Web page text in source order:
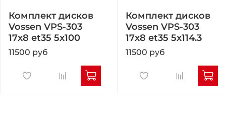
Комплект дисков
Vossen VPS-303
17x8 et35 5x100
11500 руб
Комплект дисков
Vossen VPS-303
17x8 et35 5x114.3
11500 руб